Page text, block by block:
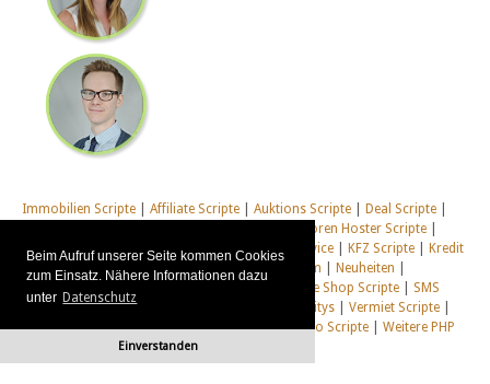
Beim Aufruf unserer Seite kommen Cookies
zum Einsatz. Nähere Informationen dazu
unter Datenschutz
Einverstanden
Immobilien Scripte Affiliate Scripte Auktions Scripte Deal Scripte
Foren Hoster Scripte
Homepage Generator Scripte
Installations Service KFZ Scripte
Kredit
Scripte| Management Scripte| Multi Web System Neuheiten
Shop & Live Shop Scripte
SMS
Scripte|Social Communitys Tausch Communitys Vermiet Scripte
Webcam Scripte|Webhosting Scripte|Webradio Scripte
Weitere PHP
Alle unsere Systeme